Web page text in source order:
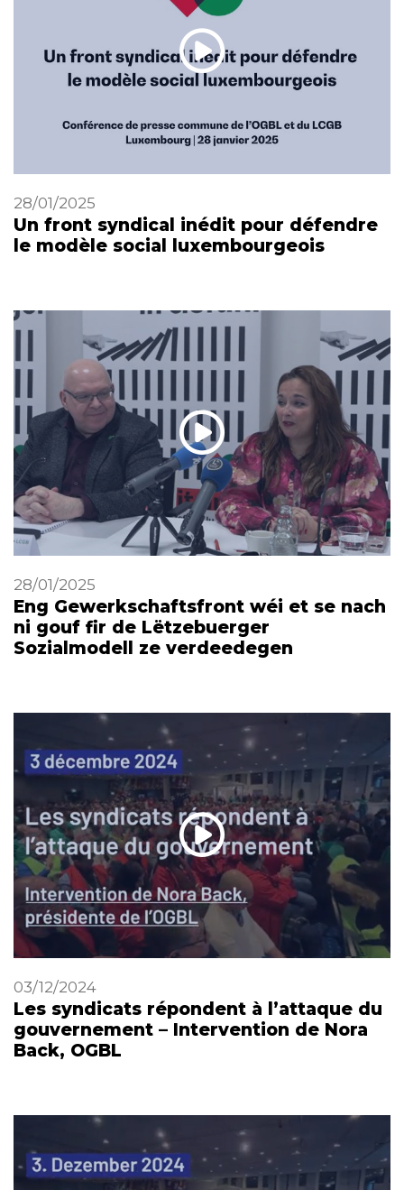
28/01/2025
Un front syndical inédit pour défendre
le modèle social luxembourgeois
28/01/2025
Eng Gewerkschaftsfront wéi et se nach
ni gouf fir de Lëtzebuerger
Sozialmodell ze verdeedegen
03/12/2024
Les syndicats répondent à l’attaque du
gouvernement – Intervention de Nora
Back, OGBL